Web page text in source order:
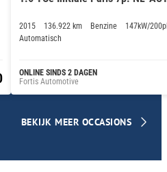
2015 136.922 km Benzine
147kW/
Automatisch
ONLINE SINDS 2 DAGEN
Fortis Automotive
BEKIJK MEER OCCASIONS